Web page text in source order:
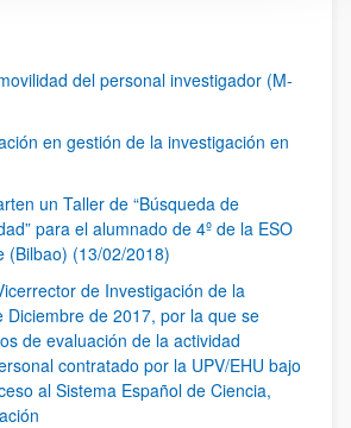
del personal investigador (M-
en gestión de la investigación en
un Taller de “Búsqueda de
para el alumnado de 4º de la ESO
(Bilbao) (13/02/2018)
de Investigación de la
Diciembre de 2017, por la que se
de evaluación de la actividad
contratado por la UPV/EHU bajo
al Sistema Español de Ciencia,